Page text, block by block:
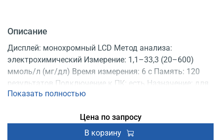
Описание
Дисплей: монохромный LCD Метод анализа:
электрохимический Измерение: 1,1–33,3 (20–600)
ммоль/л (мг/дл) Время измерения: 6 с Память: 120
результатов Подключение к ПК: есть Назначение: для
взрослых и детей Тест полоски: Diacont 10 шт.
Показать полностью
Цена по запросу
В корзину